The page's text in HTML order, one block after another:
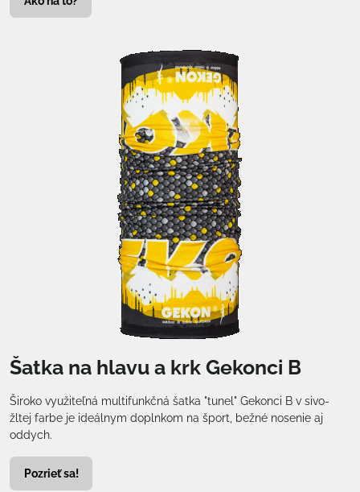
Šatka na hlavu a krk Gekonci B
Široko využiteľná multifunkčná šatka "tunel" Gekonci B v sivo-
žltej farbe je ideálnym doplnkom na šport, bežné nosenie aj
oddych.
Pozrieť sa!